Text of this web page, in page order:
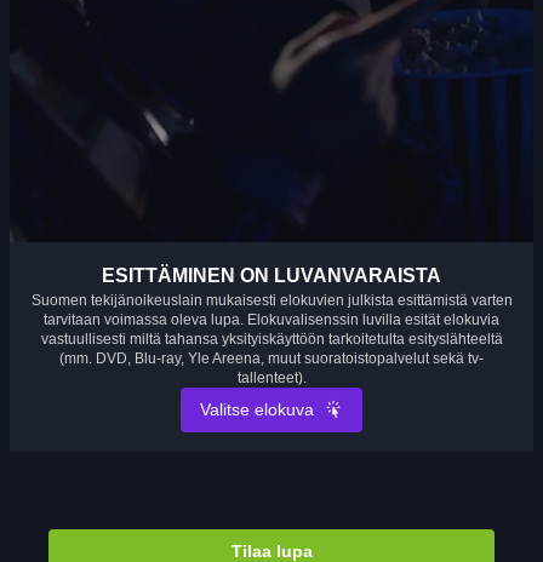
ESITTÄMINEN ON LUVANVARAISTA
Suomen tekijänoikeuslain mukaisesti elokuvien julkista esittämistä varten
tarvitaan voimassa oleva lupa. Elokuvalisenssin luvilla esität elokuvia
vastuullisesti miltä tahansa yksityiskäyttöön tarkoitetulta esityslähteeltä
(mm. DVD, Blu-ray, Yle Areena, muut suoratoistopalvelut sekä tv-
tallenteet).
Valitse elokuva
Tilaa lupa